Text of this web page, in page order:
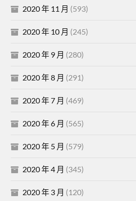
2020 年 11 月 (593)
2020 年 10 月 (245)
2020 年 9 月 (280)
2020 年 8 月 (291)
2020 年 7 月 (469)
2020 年 6 月 (565)
2020 年 5 月 (579)
2020 年 4 月 (345)
2020 年 3 月 (120)